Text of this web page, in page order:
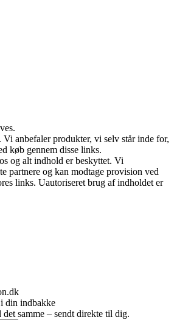
anbefaler produkter, vi selv står inde for,
køb gennem disse links.
og alt indhold er beskyttet. Vi
partnere og kan modtage provision ved
links. Uautoriseret brug af indholdet er
din indbakke
samme – sendt direkte til dig.